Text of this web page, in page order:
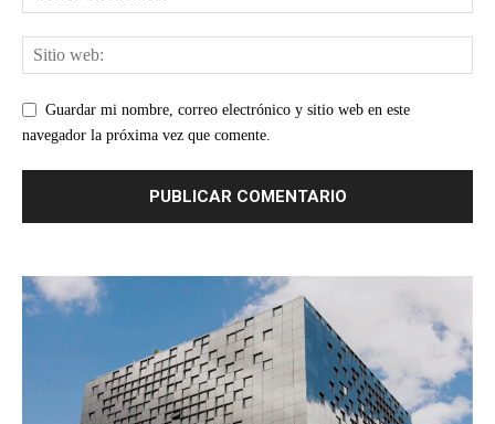
Guardar mi nombre, correo electrónico y sitio web en este
navegador la próxima vez que comente.